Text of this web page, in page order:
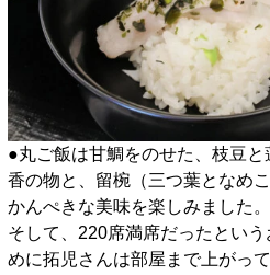
●丸ご飯は甘鯛をのせた、枝豆と
香の物と、留椀（三つ葉となめ
かんぺきな美味を楽しみました。
そして、220席満席だったとい
めに拓児さんは部屋まで上がっ